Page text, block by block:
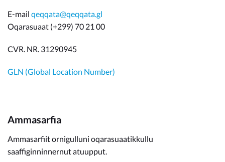
E-mail qeqqata@qeqqata.gl
Oqarasuaat (+299) 70 21 00
CVR. NR. 31290945
GLN (Global Location Number)
Ammasarfia
Ammasarfiit ornigulluni oqarasuaatikkullu
saaffiginninnernut atuupput.